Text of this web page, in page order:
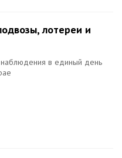
лотереи и
наблюдения в единый день